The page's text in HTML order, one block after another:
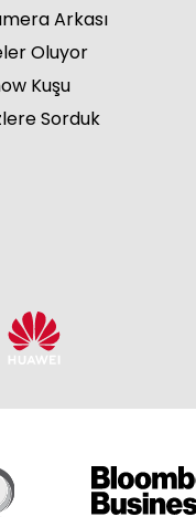
Arkası
Oluyor
Kuşu
Sorduk